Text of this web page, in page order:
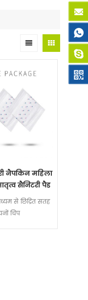
नैपकिन महिला
सैनिटरी पैड
से छिद्रित सतह
चिप